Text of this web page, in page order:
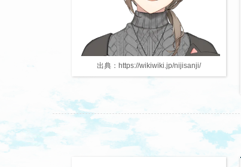
出典：https://wikiwiki.jp/nijisanji/